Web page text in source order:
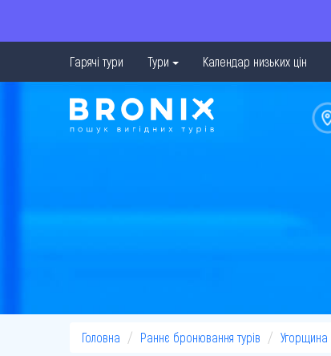
Гарячі тури Тури Календар низьких цін
Головна Раннє бронювання турів Угорщина